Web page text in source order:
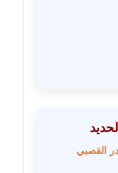
القصبي